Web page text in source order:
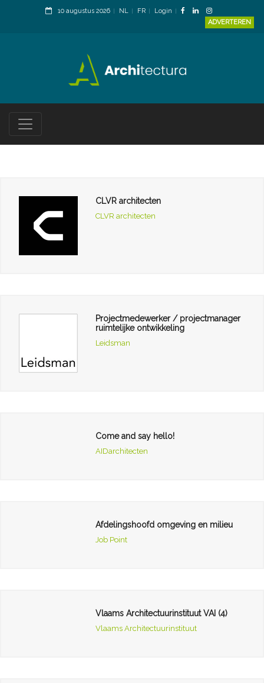
10 augustus 2026 NL FR
Login
ADVERTEREN
CLVR architecten
CLVR architecten
Projectmedewerker / projectmanager
ruimtelijke ontwikkeling
Leidsman
Come and say hello!
AIDarchitecten
Afdelingshoofd omgeving en milieu
Job Point
Vlaams Architectuurinstituut VAI (4)
Vlaams Architectuurinstituut